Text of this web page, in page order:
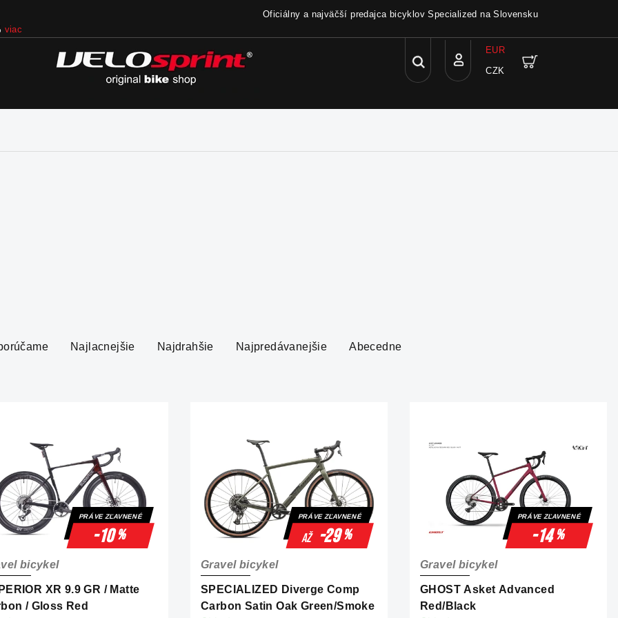
Oficiálny a najväčší predajca bicyklov Specialized na Slovensku
viac
Hľadať
Prihlásenie
EUR
CZK
košík
Najlacnejšie Najdrahšie Najpredávanejšie Abecedne
PRÁVE ZĽAVNENÉ
-10%
XR 9.9 GR / Matte
/ Gloss Red
bicykel
PRÁVE ZĽAVNENÉ
až -29%
SPECIALIZED Diverge Comp
Carbon Satin Oak Green/Smoke
Gravel bicykel
PRÁVE ZĽAVNENÉ
-14%
GHOST Asket Advanced
Red/Black
Gravel bicykel